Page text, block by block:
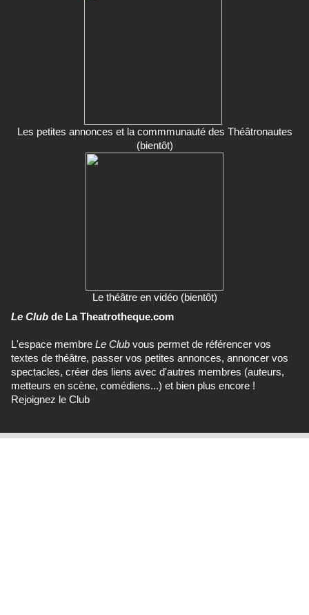
Les petites annonces et la commmunauté des Théâtronautes
(bientôt)
Le théâtre en vidéo (bientôt)
Le Club de La Theatrotheque.com
L'espace membre Le Club vous permet de référencer vos
textes de théâtre, passer vos petites annonces, annoncer vos
spectacles, créer des liens avec d'autres membres (auteurs,
metteurs en scène, comédiens...) et bien plus encore !
Rejoignez le Club